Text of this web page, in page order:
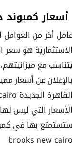
أسعار
عامل أخر من
الاستثمارية هو
بالإعلان عن أسعار
القاهرة الجديدة the brooks new cairo
الأسعار التي ليس
ستستمتع بها في
brooks new cairo